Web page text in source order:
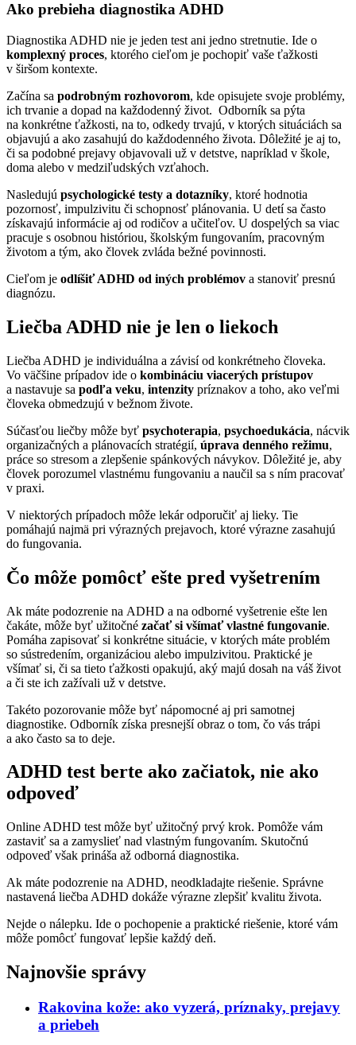
Ako prebieha diagnostika ADHD
Diagnostika ADHD nie je jeden test ani jedno stretnutie. Ide o
komplexný proces, ktorého cieľom je pochopiť vaše ťažkosti
v širšom kontexte.
Začína sa podrobným rozhovorom, kde opisujete svoje problémy,
ich trvanie a dopad na každodenný život. Odborník sa pýta
na konkrétne ťažkosti, na to, odkedy trvajú, v ktorých situáciách sa
objavujú a ako zasahujú do každodenného života. Dôležité je aj to,
či sa podobné prejavy objavovali už v detstve, napríklad v škole,
doma alebo v medziľudských vzťahoch.
Nasledujú psychologické testy a dotazníky, ktoré hodnotia
pozornosť, impulzivitu či schopnosť plánovania. U detí sa často
získavajú informácie aj od rodičov a učiteľov. U dospelých sa viac
pracuje s osobnou históriou, školským fungovaním, pracovným
životom a tým, ako človek zvláda bežné povinnosti.
Cieľom je odlíšiť ADHD od iných problémov a stanoviť presnú
diagnózu.
Liečba ADHD nie je len o liekoch
Liečba ADHD je individuálna a závisí od konkrétneho človeka.
Vo väčšine prípadov ide o kombináciu viacerých prístupov
a nastavuje sa podľa veku, intenzity príznakov a toho, ako veľmi
človeka obmedzujú v bežnom živote.
Súčasťou liečby môže byť psychoterapia, psychoedukácia, nácvik
organizačných a plánovacích stratégií, úprava denného režimu,
práce so stresom a zlepšenie spánkových návykov. Dôležité je, aby
človek porozumel vlastnému fungovaniu a naučil sa s ním pracovať
v praxi.
V niektorých prípadoch môže lekár odporučiť aj lieky. Tie
pomáhajú najmä pri výrazných prejavoch, ktoré výrazne zasahujú
do fungovania.
Čo môže pomôcť ešte pred vyšetrením
Ak máte podozrenie na ADHD a na odborné vyšetrenie ešte len
čakáte, môže byť užitočné začať si všímať vlastné fungovanie.
Pomáha zapisovať si konkrétne situácie, v ktorých máte problém
so sústredením, organizáciou alebo impulzivitou. Praktické je
všímať si, či sa tieto ťažkosti opakujú, aký majú dosah na váš život
a či ste ich zažívali už v detstve.
Takéto pozorovanie môže byť nápomocné aj pri samotnej
diagnostike. Odborník získa presnejší obraz o tom, čo vás trápi
a ako často sa to deje.
ADHD test berte ako začiatok, nie ako
odpoveď
Online ADHD test môže byť užitočný prvý krok. Pomôže vám
zastaviť sa a zamyslieť nad vlastným fungovaním. Skutočnú
odpoveď však prináša až odborná diagnostika.
Ak máte podozrenie na ADHD, neodkladajte riešenie. Správne
nastavená liečba ADHD dokáže výrazne zlepšiť kvalitu života.
Nejde o nálepku. Ide o pochopenie a praktické riešenie, ktoré vám
môže pomôcť fungovať lepšie každý deň.
Najnovšie správy
Rakovina kože: ako vyzerá, príznaky, prejavy
a priebeh